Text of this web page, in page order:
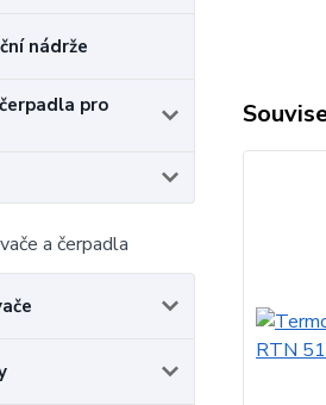
nádrže
pro
a čerpadla